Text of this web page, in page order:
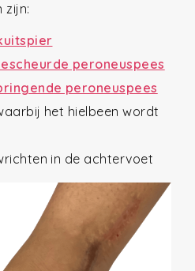
zijn:
peroneuspees
peroneuspees
het hielbeen wordt
in de achtervoet